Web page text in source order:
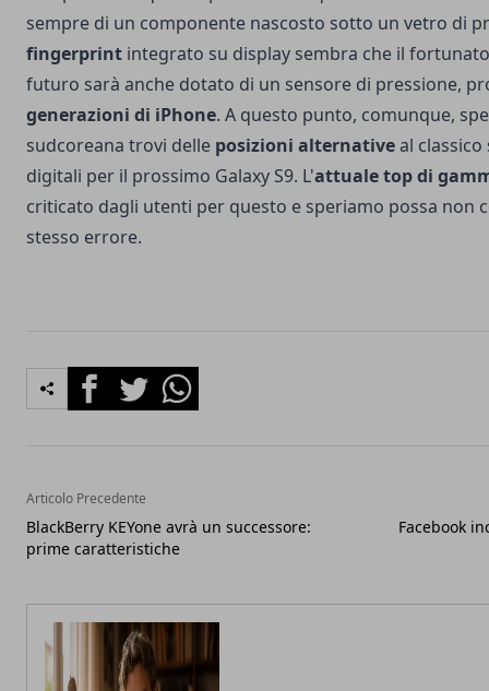
sempre di un componente nascosto sotto un vetro di
fingerprint integrato su display sembra che il
futuro sarà anche dotato di un sensore di pressione,
generazioni di iPhone. A questo punto, comunque,
sudcoreana trovi delle posizioni alternativeal
digitali per il prossimo Galaxy S9. L'attuale top di
criticato dagli utenti per questo e speriamo possa non
stesso errore.
FacebookTwitterWhatsapp
Articolo Precedente
BlackBerry KEYone avrà un successore:
prime caratteristiche
Facebook